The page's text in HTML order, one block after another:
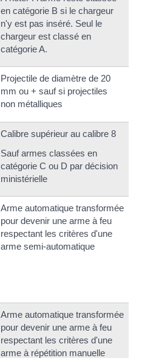
en catégorie B si le chargeur
n'y est pas inséré. Seul le
chargeur est classé en
catégorie A.
Projectile de diamètre de 20
mm ou + sauf si projectiles
non métalliques
Calibre supérieur au calibre 8
Sauf armes classées en
catégorie C ou D par décision
ministérielle
Arme automatique transformée
pour devenir une arme à feu
respectant les critères d'une
arme semi-automatique
Arme automatique transformée
pour devenir une arme à feu
respectant les critères d'une
arme à répétition manuelle